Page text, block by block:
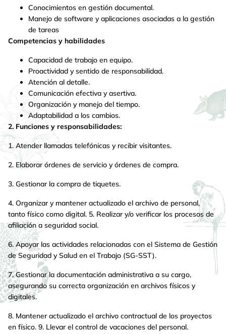
Conocimientos en gestión documental.
Manejo de software y aplicaciones asociadas a la gestión
de tareas
Competencias y habilidades
Capacidad de trabajo en equipo.
Proactividad y sentido de responsabilidad.
Atención al detalle.
Comunicación efectiva y asertiva.
Organización y manejo del tiempo.
Adaptabilidad a los cambios.
2. Funciones y responsabilidades:
1. Atender llamadas telefónicas y recibir visitantes.
2. Elaborar órdenes de servicio y órdenes de compra.
3. Gestionar la compra de tiquetes.
4. Organizar y mantener actualizado el archivo de personal,
tanto físico como digital. 5. Realizar y/o verificar los procesos de
afiliación a seguridad social.
6. Apoyar las actividades relacionadas con el Sistema de Gestión
de Seguridad y Salud en el Trabajo (SG-SST).
7. Gestionar la documentación administrativa a su cargo,
asegurando su correcta organización en archivos físicos y
digitales.
8. Mantener actualizado el archivo contractual de los proyectos
en físico. 9. Llevar el control de vacaciones del personal.